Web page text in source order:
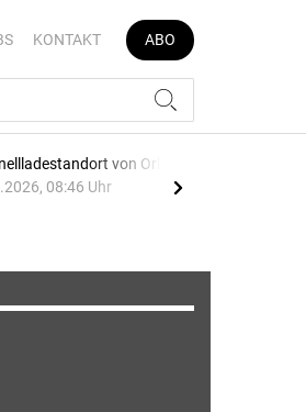
KONTAKT ABO
von Orlen und
08:46 Uhr